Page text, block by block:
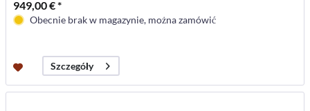
949,00 € *
Obecnie brak w magazynie, można zamówić
Szczegóły